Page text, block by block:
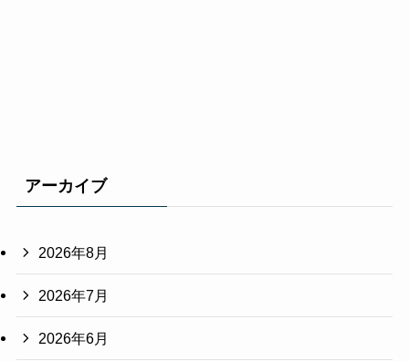
アーカイブ
2026年8月
2026年7月
2026年6月